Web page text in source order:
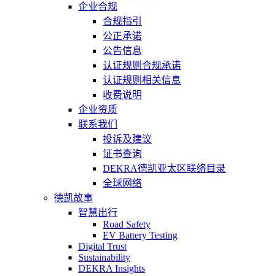
企业合规
合规指引
公正承诺
公告信息
认证规则合规承诺
认证规则相关信息
收费说明
企业资质
联系我们
投诉及建议
证书查询
DEKRA德凯亚太区联络目录
全球网络
德凯故事
智慧出行
Road Safety
EV Battery Testing
Digital Trust
Sustainability
DEKRA Insights